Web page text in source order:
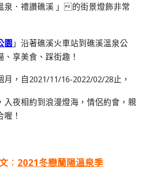
泉．禮讚礁溪 」的街景燈飾非常
園 」沿著礁溪火⾞站到礁溪溫泉公
享美食、踩街趣！
月，自2021/11/16-2022/02/28止，
入夜相約到浪漫燈海，情侶約會，親
！
： 2021冬戀蘭陽溫泉季